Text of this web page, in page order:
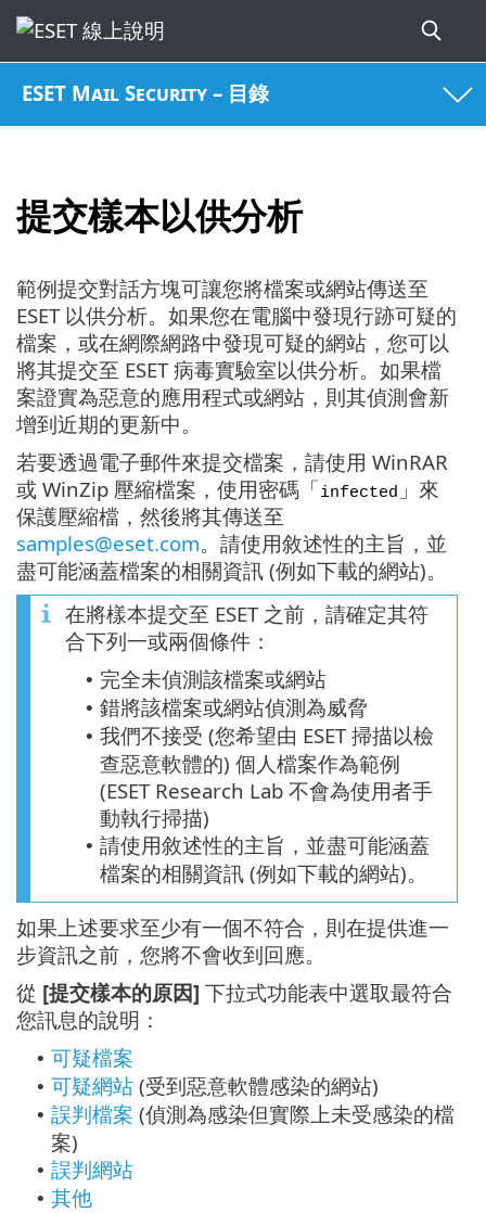
ESET Mail Security – 目錄
提交樣本以供分析
範例提交對話方塊可讓您將檔案或網站傳送至
ESET 以供分析。如果您在電腦中發現行跡可疑的
檔案，或在網際網路中發現可疑的網站，您可以
將其提交至 ESET 病毒實驗室以供分析。如果檔
案證實為惡意的應用程式或網站，則其偵測會新
增到近期的更新中。
若要透過電子郵件來提交檔案，請使用 WinRAR
或 WinZip 壓縮檔案，使用密碼「infected 」來
保護壓縮檔，然後將其傳送至
samples@eset.com。請使用敘述性的主旨，並
盡可能涵蓋檔案的相關資訊 (例如下載的網站)。
在將樣本提交至 ESET 之前，請確定其符
合下列一或兩個條件：
• 完全未偵測該檔案或網站
• 錯將該檔案或網站偵測為威脅
• 我們不接受 (您希望由 ESET 掃描以檢
查惡意軟體的) 個人檔案作為範例
(ESET Research Lab 不會為使用者手
動執行掃描)
• 請使用敘述性的主旨，並盡可能涵蓋
檔案的相關資訊 (例如下載的網站)。
如果上述要求至少有一個不符合，則在提供進一
步資訊之前，您將不會收到回應。
從 [提交樣本的原因] 下拉式功能表中選取最符合
您訊息的說明：
• 可疑檔案
• 可疑網站 (受到惡意軟體感染的網站)
• 誤判檔案 (偵測為感染但實際上未受感染的檔
案)
• 誤判網站
• 其他